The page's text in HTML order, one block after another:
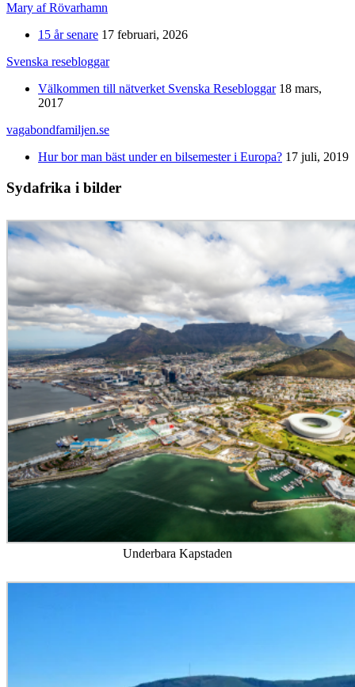
Mary af Rövarhamn
15 år senare 17 februari, 2026
Svenska resebloggar
Välkommen till nätverket Svenska Resebloggar 18 mars,
2017
vagabondfamiljen.se
Hur bor man bäst under en bilsemester i Europa? 17 juli, 2019
Sydafrika i bilder
Underbara Kapstaden